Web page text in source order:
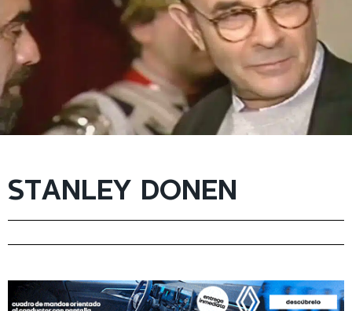
STANLEY DONEN